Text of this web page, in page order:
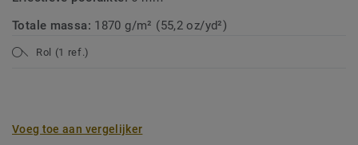
Totale massa: 1870 g/m² (55,2 oz/yd²)
Rol (1 ref.)
Voeg toe aan vergelijker